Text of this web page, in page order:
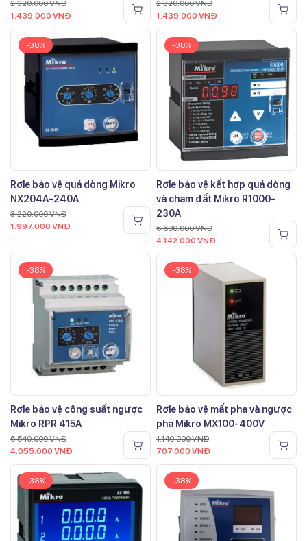
2.320.000VNĐ
1.439.000 VNĐ
2.320.000VNĐ
1.439.000 VNĐ
-38%
Rơle bảo vệ quá dòng Mikro
NX204A-240A
3.220.000VNĐ
1.997.000 VNĐ
-38%
Rơle bảo vệ kết hợp quá dòng
và chạm đất Mikro R1000-
230A
6.680.000VNĐ
4.142.000 VNĐ
-38%
Rơle bảo vệ công suất ngược
Mikro RPR 415A
6.540.000VNĐ
4.055.000 VNĐ
-38%
Rơle bảo vệ mất pha và ngược
pha Mikro MX100-400V
1.140.000VNĐ
707.000 VNĐ
-38% -38%